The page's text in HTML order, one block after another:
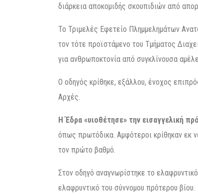
διάρκεια αποκομιδής σκουπιδιών από
Το Τριμελές Εφετείο Πλημμελημάτων
τον τότε προϊστάμενο του Τμήματος
για ανθρωποκτονία από συγκλίνουσα
Ο οδηγός κρίθηκε, εξάλλου, ένοχος
Αρχές.
Η Έδρα «υιοθέτησε» την εισαγγελική
όπως πρωτόδικα. Αμφότεροι κρίθηκαν εκ
τον πρώτο βαθμό.
Στον οδηγό αναγνωρίστηκε το
ελαφρυντικό του σύννομου πρότερου βίου.